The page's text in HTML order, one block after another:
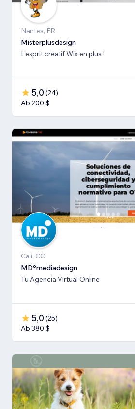
Nantes, FR
Misterplusdesign
L'esprit créatif Wix en plus !
5,0 (24)
Ab 200 $
Cali, CO
MD°mediadesign
Tu Agencia Virtual Online
5,0 (25)
Ab 380 $